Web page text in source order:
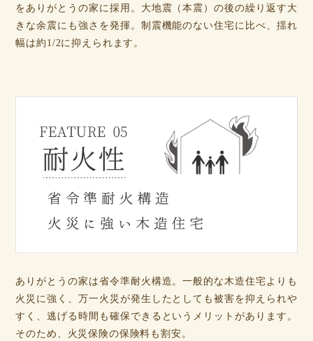
をありがとうの家に採用。大地震（本震）の後の繰り返す大
きな余震にも強さを発揮。制震機能のない住宅に比べ、揺れ
幅は約1/2に抑えられます。
ありがとうの家は省令準耐火構造。一般的な木造住宅よりも
火災に強く、万一火災が発生したとしても被害を抑えられや
すく、逃げる時間も確保できるというメリットがあります。
そのため、火災保険の保険料も割安。